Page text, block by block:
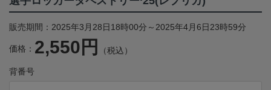
販売期間：2025年3月28日18時00分～2025年4月6日23時59分
価格： 2,550円 （税込）
背番号